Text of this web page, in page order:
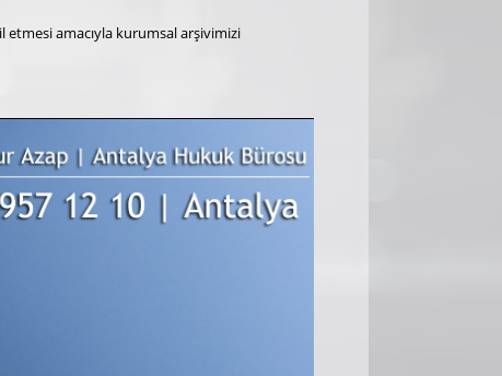
etmesi amacıyla kurumsal arşivimizi